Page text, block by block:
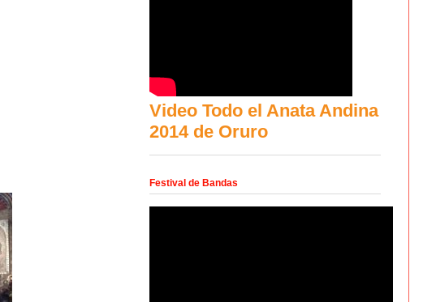
Video Todo el Anata Andina
2014 de Oruro
Festival de Bandas